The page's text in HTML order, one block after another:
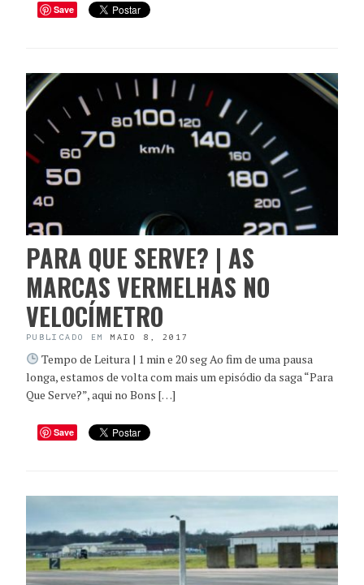
Save
PARA QUE SERVE? | AS
MARCAS VERMELHAS NO
VELOCÍMETRO
PUBLICADO EM MAIO 8, 2017
Tempo de Leitura | 1 min e 20 seg Ao fim de uma pausa
longa, estamos de volta com mais um episódio da saga “Para
Que Serve?”, aqui no Bons […]
Save